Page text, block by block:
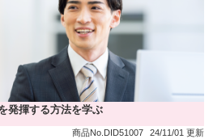
発揮する方法を学ぶ
商品No.DID51007 24/11/01 更新